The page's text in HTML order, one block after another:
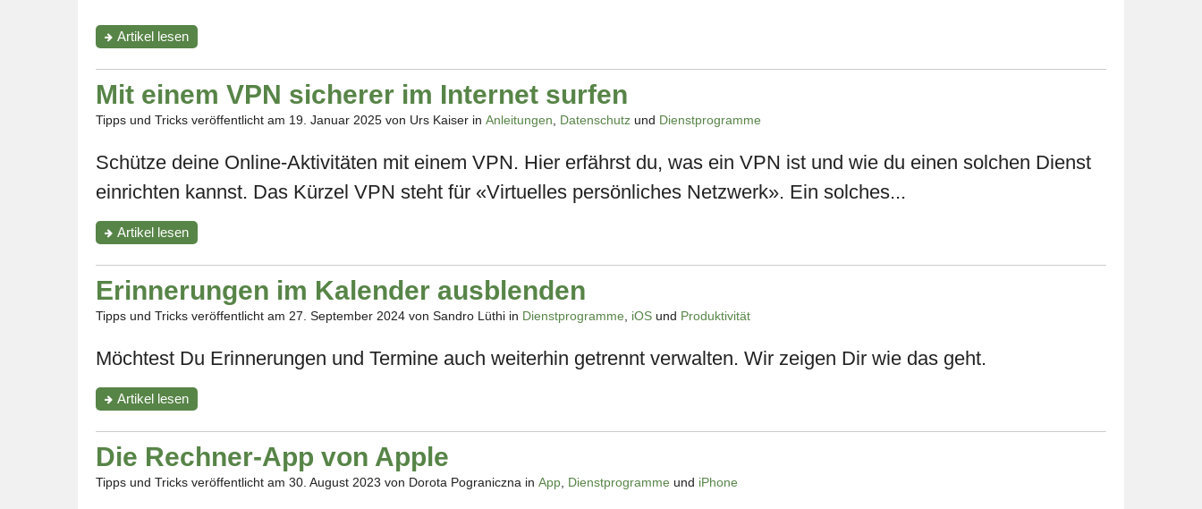
Artikel"So
kannst
du
festlegen,
wohin
bei
die
erfolgen
lesen
Mit einem VPN sicherer im Internet surfen
Tipps und Tricks veröffentlicht am 19. Januar 2025 von Urs Kaiser in Anleitungen Datenschutz und Dienstprogramme
Schütze deine Online-Aktivitäten mit einem VPN. Hier erfährst du, was ein VPN ist und wie du einen solchen Dienst
einrichten kannst. Das Kürzel VPN steht für «Virtuelles persönliches Netzwerk». Ein solches...
Artikel"Mit
einem
VPN
im
Internet
lesen
Erinnerungen im Kalender ausblenden
Tipps und Tricks veröffentlicht am 27. September 2024 von Sandro Lüthi in Dienstprogramme iOS und Produktivität
Möchtest Du Erinnerungen und Termine auch weiterhin getrennt verwalten. Wir zeigen Dir wie das geht.
Artikel"Erinnerungen
im
Kalender
ausblenden"
lesen
Die Rechner-App von Apple
Tipps und Tricks veröffentlicht am 30. August 2023 von Dorota Pograniczna in App Dienstprogramme und iPhone